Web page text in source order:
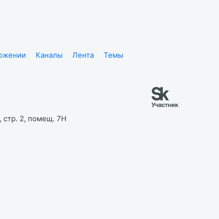
Каналы Лента
Темы
стр. 2, помещ. 7Н